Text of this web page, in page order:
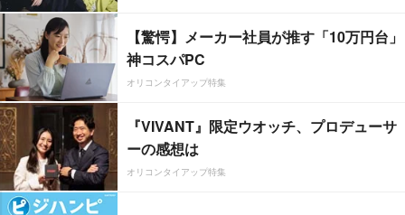
【驚愕】メーカー社員が推す「10万円台」
神コスパPC
オリコンタイアップ特集
『VIVANT』限定ウオッチ、プロデューサ
ーの感想は
オリコンタイアップ特集